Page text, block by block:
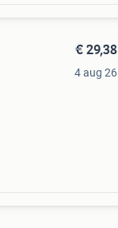
€ 29,38
4 aug 26